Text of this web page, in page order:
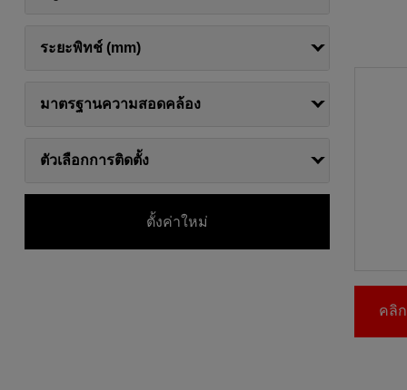
ระยะพิทช์ (mm)
มาตรฐานความสอดคล้อง
ตัวเลือกการติดตั้ง
ตั้งค่าใหม่
คลิ